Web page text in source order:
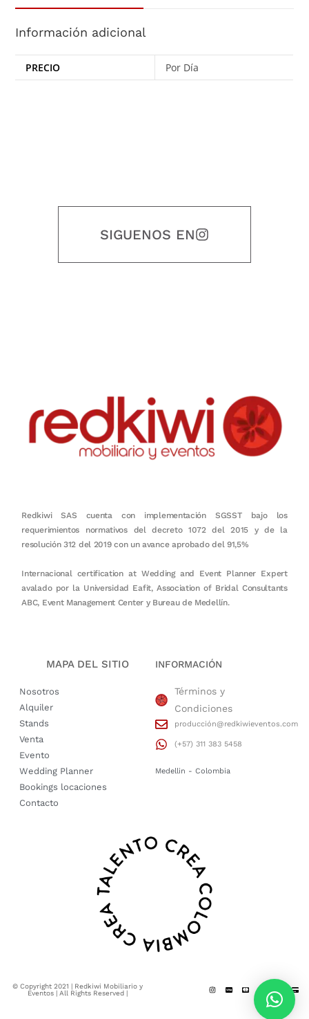
Información adicional
PRECIO Por Día
SIGUENOS EN
Redkiwi SAS cuenta con implementación SGSST bajo los
requerimientos normativos del decreto 1072 del 2015 y de la
resolución 312 del 2019 con un avance aprobado del 91,5%
Internacional certification at Wedding and Event Planner Expert
avalado por la Universidad Eafit, Association of Bridal Consultants
ABC, Event Management Center y Bureau de Medellín.
MAPA DEL SITIO
Nosotros
Alquiler
Stands
Venta
Evento
Wedding Planner
Bookings locaciones
Contacto
INFORMACIÓN
Términos y
Condiciones
producción@redkiwieventos.com
(+57) 311 383 5458
Medellin - Colombia
© Copyright 2021 | Redkiwi Mobiliario y
Eventos | All Rights Reserved |